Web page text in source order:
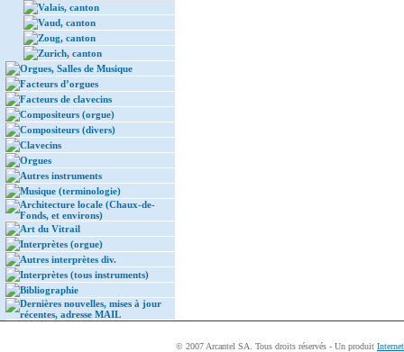
Valais, canton
Vaud, canton
Zoug, canton
Zurich, canton
Orgues, Salles de Musique
Facteurs d’orgues
Facteurs de clavecins
Compositeurs (orgue)
Compositeurs (divers)
Clavecins
Orgues
Autres instruments
Musique (terminologie)
Architecture locale (Chaux-de-
Fonds, et environs)
Art du Vitrail
Interprètes (orgue)
Autres interprètes div.
Interprètes (tous instruments)
Bibliographie
Dernières nouvelles, mises à jour
récentes, adresse MAIL
© 2007 Arcantel SA. Tous droits réservés - Un produit